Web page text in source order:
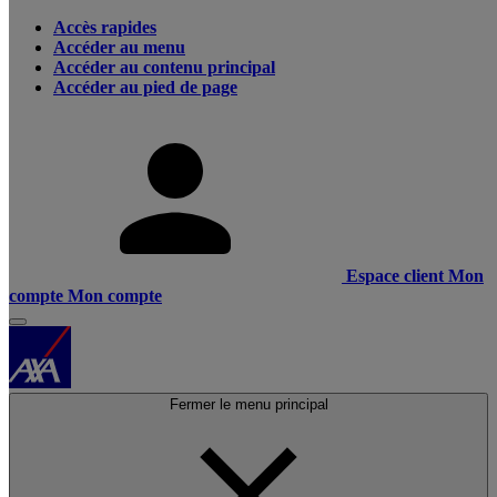
Accès rapides
Accéder au menu
Accéder au contenu principal
Accéder au pied de page
Espace client Mon
compte Mon compte
Fermer le menu principal